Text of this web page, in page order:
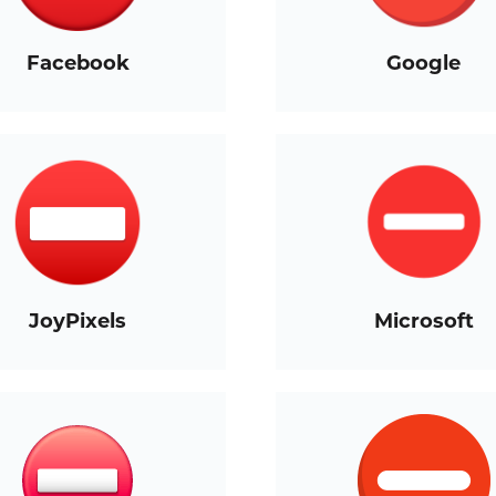
Facebook Google
JoyPixels Microsoft